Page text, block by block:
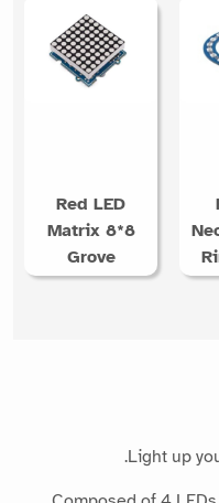
Red LED
Matrix 8*8
Grove
Light up